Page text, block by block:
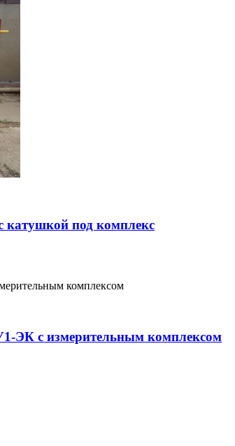
катушкой под комплекс
ЭК с измерительным комплексом